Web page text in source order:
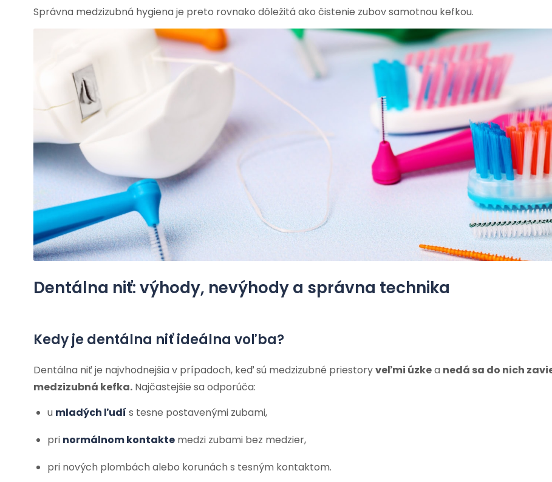
Správna medzizubná hygiena je preto rovnako dôležitá ako čistenie zubov samotnou kefkou.
Dentálna niť: výhody, nevýhody a správna technika
Kedy je dentálna niť ideálna voľba?
Dentálna niť je najvhodnejšia v prípadoch, keď sú medzizubné priestoryveľmi úzkea nedá sa do nich
medzizubná kefka. Najčastejšie sa odporúča:
u mladých ľudí s tesne postavenými zubami,
pri normálnom kontakte medzi zubami bez medzier,
pri nových plombách alebo korunách s tesným kontaktom.